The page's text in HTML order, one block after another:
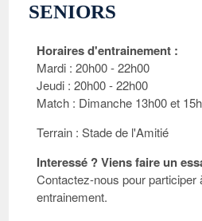
SENIORS
Horaires d'entrainement :
Mardi : 20h00 - 22h00
Jeudi : 20h00 - 22h00
Match : Dimanche 13h00 et
Terrain : Stade de l'Amitié
Interessé ? Viens faire un
Contactez-nous pour participer
entrainement.